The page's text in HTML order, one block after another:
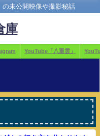
の未公開映像や撮影秘話
庫
YouTube「八重雲」